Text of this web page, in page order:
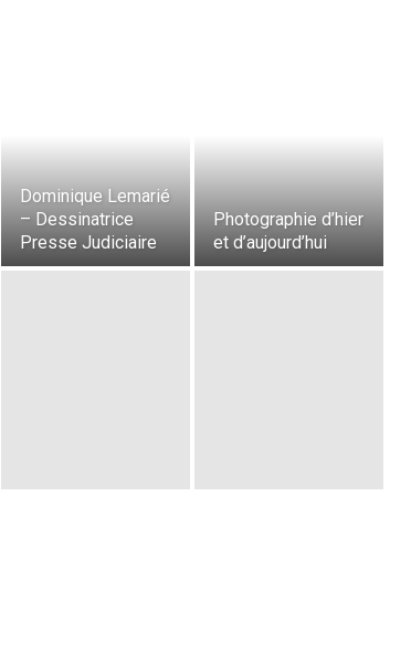
Dominique Lemarié
– Dessinatrice
Presse Judiciaire
Photographie d’hier
et d’aujourd’hui